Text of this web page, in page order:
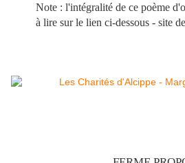
Note : l'intégralité de ce poème
à lire sur le lien ci-dessous - site